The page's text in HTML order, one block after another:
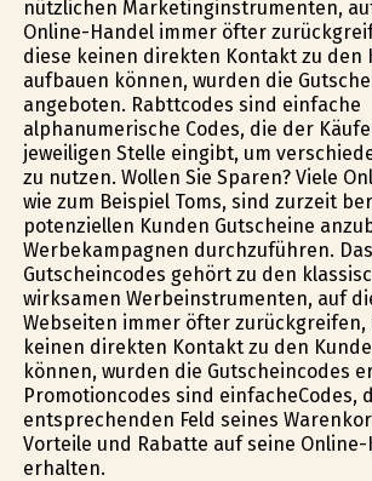
nützlichen Marketinginstrumenten,
Online-Handel immer öfter
diese keinen direkten Kontakt zu den
aufbauen können, wurden die
angeboten. Rabttcodes sind einfache
alphanumerische Codes, die der
jeweiligen Stelle eingibt, um
zu nutzen. Wollen Sie Sparen? Viele
wie zum Beispiel Toms, sind zurzeit
potenziellen Kunden Gutscheine
Werbekampagnen durchzuführen.
Gutscheincodes gehört zu den
wirksamen Werbeinstrumenten, auf
Webseiten immer öfter zurückgreifen,
keinen direkten Kontakt zu den
können, wurden die Gutscheincodes
Promotioncodes sind einfacheCodes,
entsprechenden Feld seines
Vorteile und Rabatte auf seine Online-
erhalten.